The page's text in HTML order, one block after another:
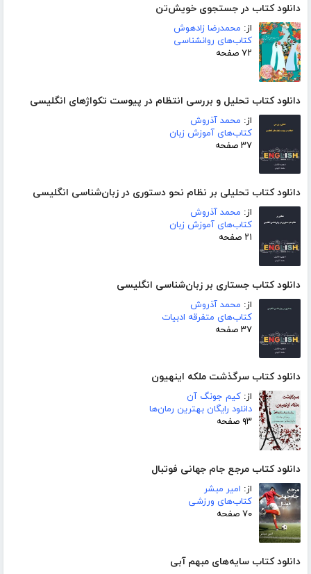
دانلود کتاب در جستجوی خویش‌تن
از: محمدرضا زادهوش
کتاب‌های روانشناسی
۷۲ صفحه
دانلود کتاب تحلیل و بررسی انتظام در پیوست تکواژهای انگلیسی
از: محمد آذروش
کتاب‌های آموزش زبان
۳۷ صفحه
دانلود کتاب تحلیلی بر نظام نحو دستوری در زبان‌شناسی انگلیسی
از: محمد آذروش
کتاب‌های آموزش زبان
۲۱ صفحه
دانلود کتاب جستاری بر زبان‌شناسی انگلیسی
از: محمد آذروش
کتاب‌های متفرقه ادبیات
۳۷ صفحه
دانلود کتاب سرگذشت ملکه اینهیون
از: کیم جونگ آن
دانلود رایگان بهترین رمان‌ها
۹۳ صفحه
دانلود کتاب مرجع جام جهانی فوتبال
از: امیر مبشر
کتاب‌های ورزشی
۷۰ صفحه
دانلود کتاب سایه‌های مبهم آبی